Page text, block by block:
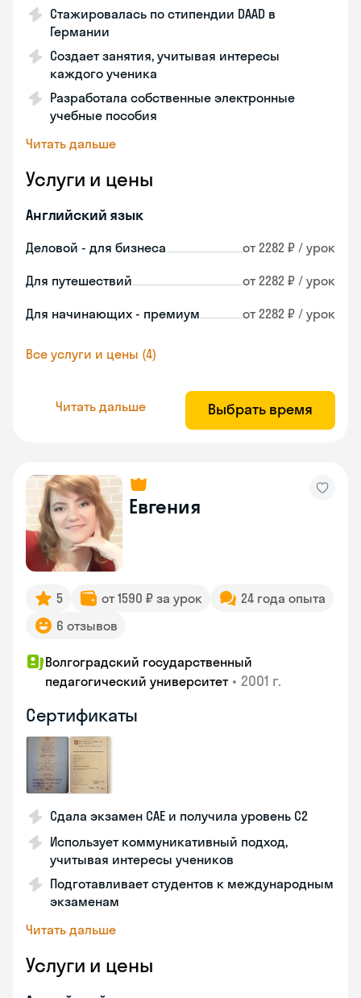
Стажировалась по стипендии DAAD в
Германии
Создает занятия, учитывая интересы
каждого ученика
Разработала собственные электронные
учебные пособия
Читать дальше
Услуги и цены
Английский язык
Деловой - для бизнеса от 2282 ₽ / урок
Для путешествий от 2282 ₽ / урок
Для начинающих - премиум от 2282 ₽ / урок
Все услуги и цены (4)
Читать дальше Выбрать время
Евгения
5 от 1590 ₽ за урок
24 года опыта
6 отзывов
Волгоградский государственный
педагогический университет • 2001 г.
Сертификаты
Сдала экзамен CAE и получила уровень С2
Использует коммуникативный подход,
учитывая интересы учеников
Подготавливает студентов к международным
экзаменам
Читать дальше
Услуги и цены